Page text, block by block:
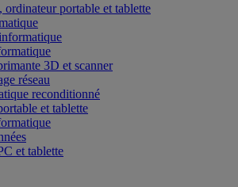
ordinateur portable et tablette
3D et scanner
réseau
reconditionné
et tablette
et tablette